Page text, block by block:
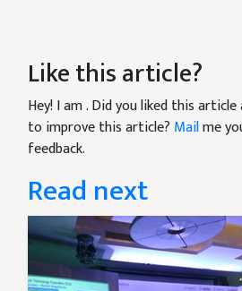
Like this article?
Hey! I am. Did you liked this
to improve this article? Mailme
feedback.
Read next